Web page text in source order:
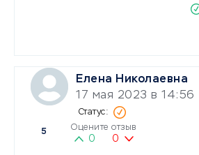
Елена Николаевна
17 мая 2023 в 14:56
5 Оцените отзыв
0 0